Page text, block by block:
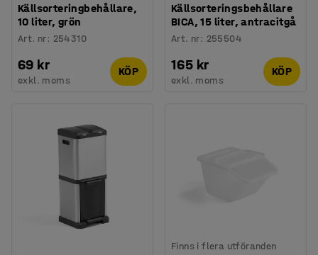
Källsorteringbehållare,
10 liter, grön
Art. nr: 254310
69 kr
exkl. moms
KÖP
Källsorteringsbehållare
BICA, 15 liter, antracitgå
Art. nr: 255504
165 kr
exkl. moms
KÖP
Finns i flera utföranden